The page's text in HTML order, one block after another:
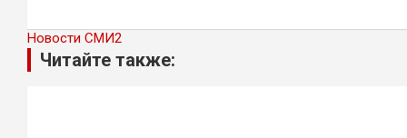
Новости СМИ2
Читайте также: